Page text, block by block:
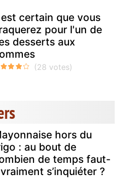
certain que vous
pour l'un de
desserts aux
hors du
: au bout de
de temps faut-
s’inquiéter ?